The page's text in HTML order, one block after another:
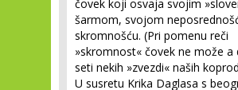
čovek koji osvaja svojim
šarmom, svojom
skromnošću. (Pri pomenu reči
»skromnost« čovek ne može a
seti nekih »zvezdi« naših
U susretu Krika Daglasa s